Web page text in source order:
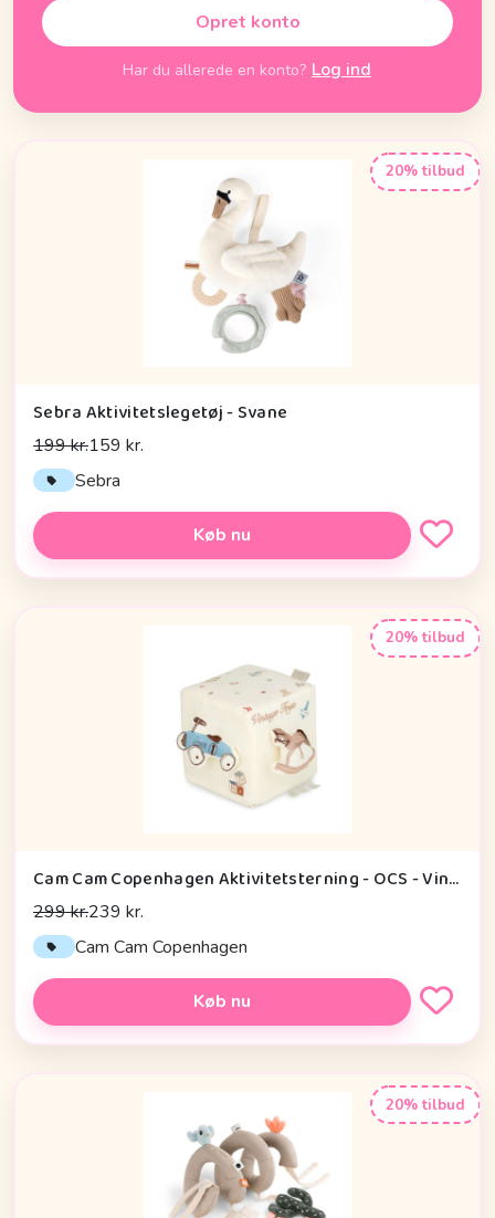
Opret konto
Har du allerede en konto? Log ind
20% tilbud
Sebra Aktivitetslegetøj - Svane
199 kr.159 kr.
Sebra
Køb nu
20% tilbud
Cam Cam Copenhagen Aktivitetsterning - OCS - Vintage Toys
299 kr.239 kr.
Cam Cam Copenhagen
Køb nu
20% tilbud